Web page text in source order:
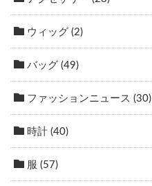
ウィッグ (2)
バッグ (49)
ファッションニュース (30)
時計 (40)
服 (57)